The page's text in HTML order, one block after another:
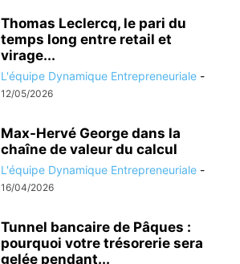
Thomas Leclercq, le pari du
temps long entre retail et
virage...
L'équipe Dynamique Entrepreneuriale -
12/05/2026
Max-Hervé George dans la
chaîne de valeur du calcul
L'équipe Dynamique Entrepreneuriale -
16/04/2026
Tunnel bancaire de Pâques :
pourquoi votre trésorerie sera
gelée pendant...